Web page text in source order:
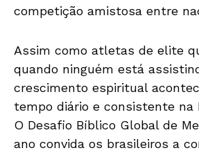
competição amistosa entre
Assim como atletas de elite
quando ninguém está
crescimento espiritual
tempo diário e consistente na
O Desafio Bíblico Global de
ano convida os brasileiros a